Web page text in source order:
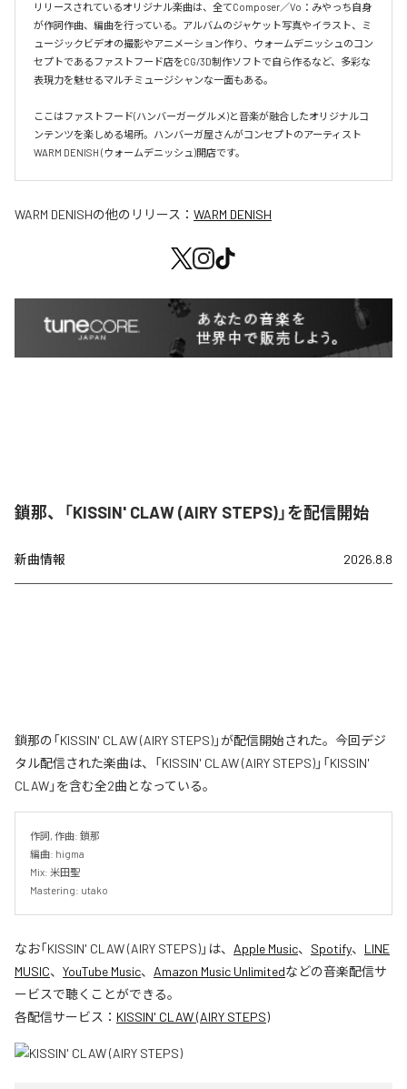
リリースされているオリジナル楽曲は、全てComposer／Vo：みやっち自身
が作詞作曲、編曲を行っている。アルバムのジャケット写真やイラスト、ミ
ュージックビデオの撮影やアニメーション作り、ウォームデニッシュのコン
セプトであるファストフード店をCG/3D制作ソフトで自ら作るなど、多彩な
表現力を魅せるマルチミュージシャンな一面もある。
ここはファストフード(ハンバーガーグルメ)と音楽が融合したオリジナルコ
ンテンツを楽しめる場所。ハンバーガ屋さんがコンセプトのアーティスト
WARM DENISH (ウォームデニッシュ)開店です。
WARM DENISHの他のリリース： WARM DENISH
鎖那、「KISSIN' CLAW (AIRY STEPS)」を配信開始
新曲情報 2026.8.8
鎖那の「KISSIN' CLAW (AIRY STEPS)」が配信開始された。今回デジ
タル配信された楽曲は、「KISSIN' CLAW (AIRY STEPS)」「KISSIN'
CLAW」を含む全2曲となっている。
作詞, 作曲: 鎖那
編曲: higma
Mix: 米田聖
Mastering: utako
なお「KISSIN' CLAW (AIRY STEPS)」は、 Apple Music、 Spotify、 LINE
MUSIC、 YouTube Music、 Amazon Music Unlimitedなどの音楽配信サ
ービスで聴くことができる。
各配信サービス： KISSIN' CLAW (AIRY STEPS)